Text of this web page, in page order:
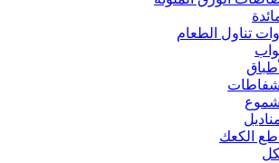
تناول الطعام
الكعك